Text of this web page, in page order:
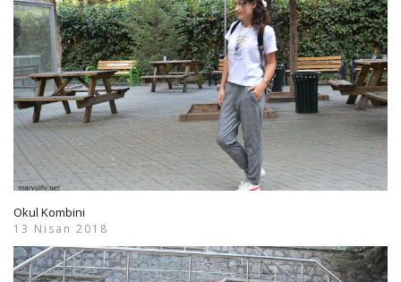
Okul Kombini
13 Nisan 2018